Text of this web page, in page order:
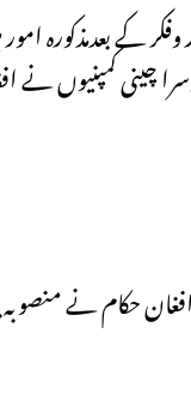
بعدمذکورہ امور
چینی کمپنیوں نے
حکام نے